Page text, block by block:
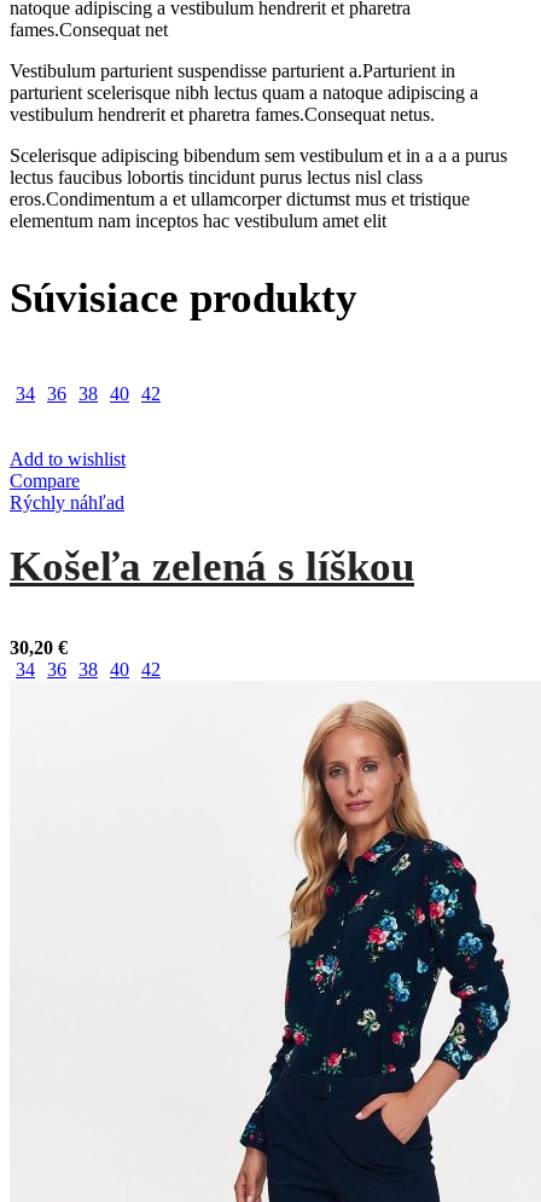
natoque adipiscing a vestibulum hendrerit et pharetra
fames.Consequat net
Vestibulum parturient suspendisse parturient a.Parturient in
parturient scelerisque nibh lectus quam a natoque adipiscing a
vestibulum hendrerit et pharetra fames.Consequat netus.
Scelerisque adipiscing bibendum sem vestibulum et in a a a purus
lectus faucibus lobortis tincidunt purus lectus nisl class
eros.Condimentum a et ullamcorper dictumst mus et tristique
elementum nam inceptos hac vestibulum amet elit
Súvisiace produkty
34 36 38 40 42
Add to wishlist
Compare
Rýchly náhľad
Košeľa zelená s líškou
30,20 €
34 36 38 40 42